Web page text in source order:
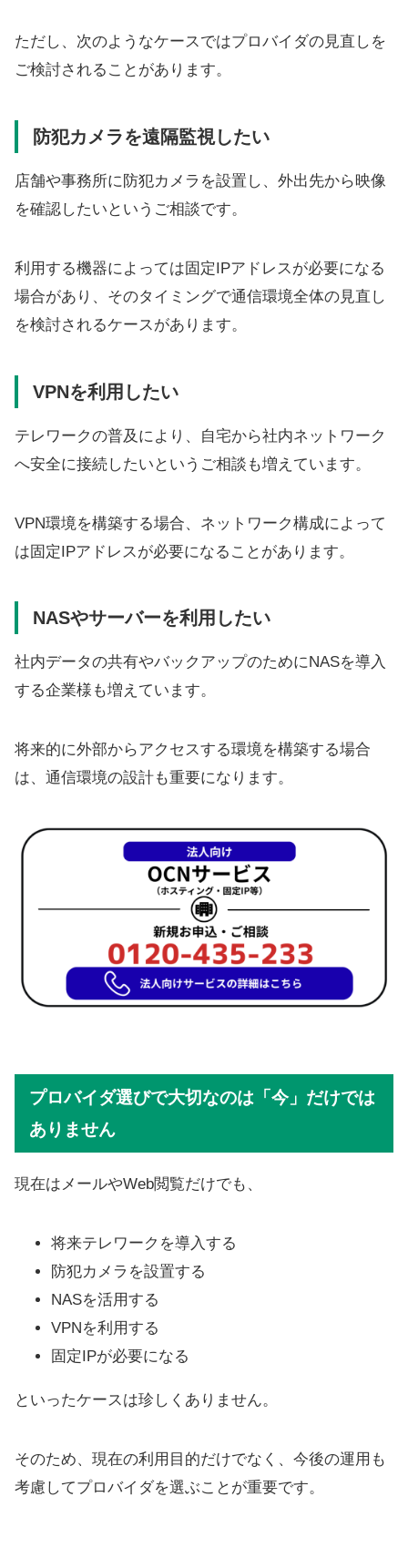
ただし、次のようなケースではプロバイダの見直しを
ご検討されることがあります。
防犯カメラを遠隔監視したい
店舗や事務所に防犯カメラを設置し、外出先から映像
を確認したいというご相談です。
利用する機器によっては固定IPアドレスが必要になる
場合があり、そのタイミングで通信環境全体の見直し
を検討されるケースがあります。
VPNを利用したい
テレワークの普及により、自宅から社内ネットワーク
へ安全に接続したいというご相談も増えています。
VPN環境を構築する場合、ネットワーク構成によって
は固定IPアドレスが必要になることがあります。
NASやサーバーを利用したい
社内データの共有やバックアップのためにNASを導入
する企業様も増えています。
将来的に外部からアクセスする環境を構築する場合
は、通信環境の設計も重要になります。
プロバイダ選びで大切なのは「今」だけでは
ありません
現在はメールやWeb閲覧だけでも、
将来テレワークを導入する
防犯カメラを設置する
NASを活用する
VPNを利用する
固定IPが必要になる
といったケースは珍しくありません。
そのため、現在の利用目的だけでなく、今後の運用も
考慮してプロバイダを選ぶことが重要です。